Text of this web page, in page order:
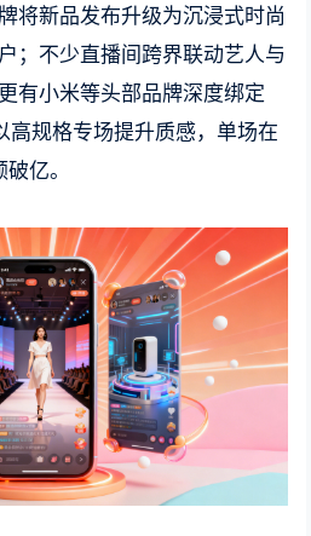
将新品发布升级为沉浸式时尚
；不少直播间跨界联动艺人与
有小米等头部品牌深度绑定
高规格专场提升质感，单场在
亿。